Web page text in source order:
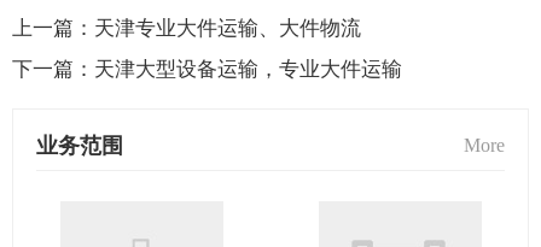
上一篇： 天津专业大件运输、大件物流
下一篇： 天津大型设备运输，专业大件运输
业务范围 More